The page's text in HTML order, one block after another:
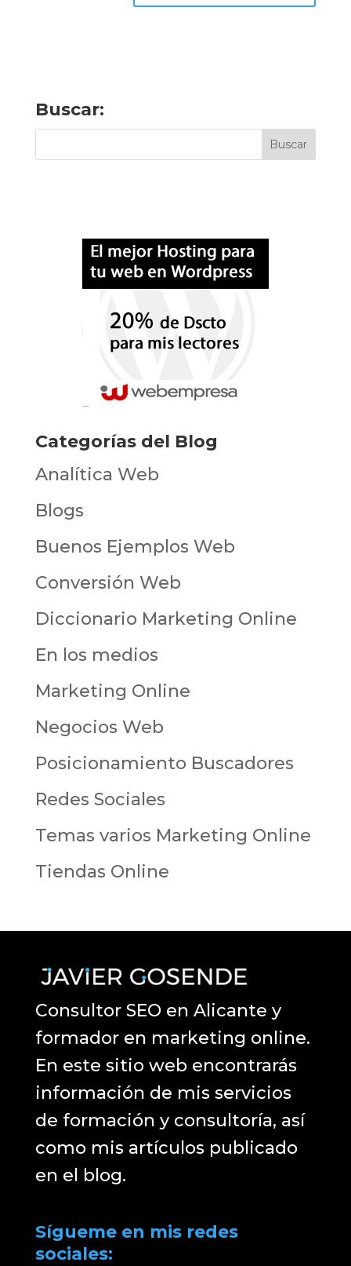
Buscar:
Categorías del Blog
Analítica Web
Blogs
Buenos Ejemplos Web
Conversión Web
Diccionario Marketing Online
En los medios
Marketing Online
Negocios Web
Posicionamiento Buscadores
Redes Sociales
Temas varios Marketing Online
Tiendas Online
Consultor SEO en Alicante y
formador en marketing online.
En este sitio web encontrarás
información de mis servicios
de formación y consultoría, así
como mis artículos publicado
en el blog.
Sígueme en mis redes
sociales: